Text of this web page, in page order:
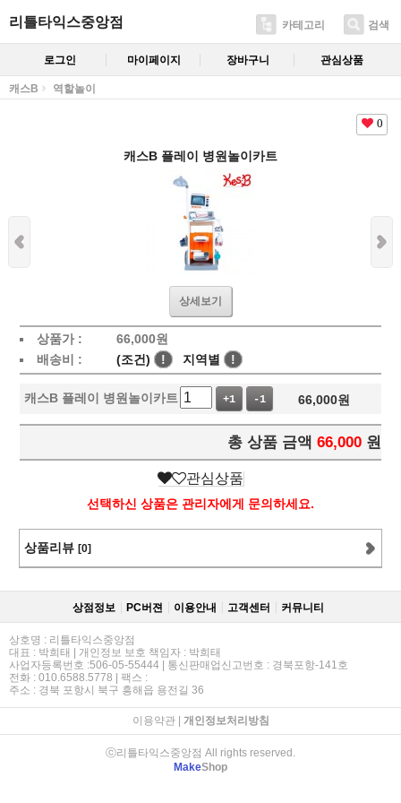
리틀타익스중앙점 카테고리 검색
로그인 마이페이지 장바구니 관심상품
캐스B 역할놀이
0
캐스B 플레이 병원놀이카트
상세보기
상품가 : 66,000원
배송비 :
(조건) ! 지역별 !
캐스B 플레이 병원놀이카트 +1 -1 66,000원
총 상품 금액 66,000 원
관심상품
선택하신 상품은 관리자에게 문의하세요.
상품리뷰 [0]
상점정보 PC버젼 이용안내 고객센터 커뮤니티
상호명 : 리틀타익스중앙점
대표 : 박희태 | 개인정보 보호 책임자 : 박희태
사업자등록번호 :506-05-55444 | 통신판매업신고번호 : 경북포항-141호
전화 : 010.6588.5778 | 팩스 :
주소 : 경북 포항시 북구 흥해읍 용전길 36
이용약관| 개인정보처리방침
ⓒ리틀타익스중앙점 All rights reserved.
MakeShop